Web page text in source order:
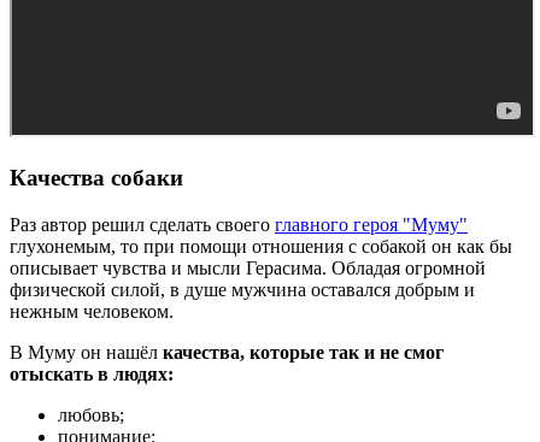
Качества собаки
Раз автор решил сделать своего главного героя "Муму"
глухонемым, то при помощи отношения с собакой он как бы
описывает чувства и мысли Герасима. Обладая огромной
физической силой, в душе мужчина оставался добрым и
нежным человеком.
В Муму он нашёл качества, которые так и не смог
отыскать в людях:
любовь;
понимание;